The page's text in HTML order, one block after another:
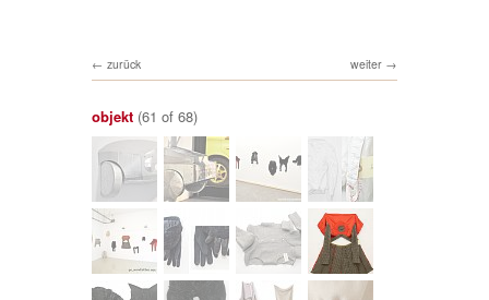
weiter
zurück
objekt (61 of 68)